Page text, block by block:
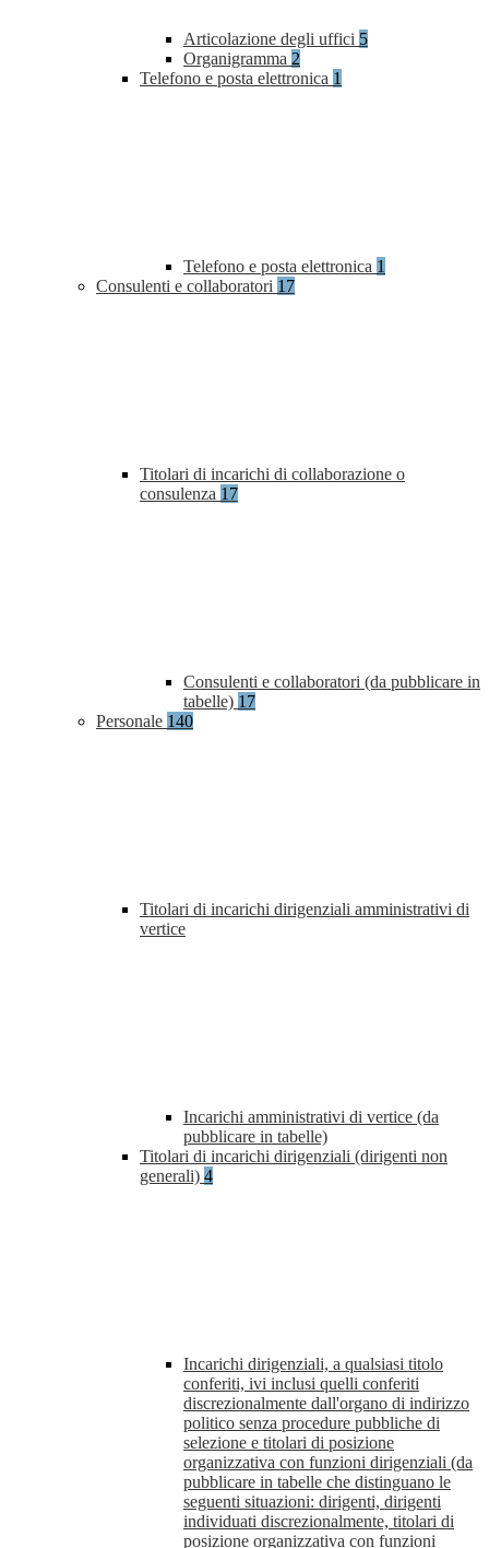
Articolazione degli uffici 5
Organigramma 2
Telefono e posta elettronica 1
Telefono e posta elettronica 1
Consulenti e collaboratori 17
Titolari di incarichi di collaborazione o
consulenza 17
Consulenti e collaboratori (da pubblicare in
tabelle) 17
Personale 140
Titolari di incarichi dirigenziali amministrativi di
vertice
Incarichi amministrativi di vertice (da
pubblicare in tabelle)
Titolari di incarichi dirigenziali (dirigenti non
generali) 4
Incarichi dirigenziali, a qualsiasi titolo
conferiti, ivi inclusi quelli conferiti
discrezionalmente dall'organo di indirizzo
politico senza procedure pubbliche di
selezione e titolari di posizione
organizzativa con funzioni dirigenziali (da
pubblicare in tabelle che distinguano le
seguenti situazioni: dirigenti, dirigenti
individuati discrezionalmente, titolari di
posizione organizzativa con funzioni